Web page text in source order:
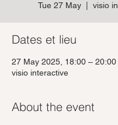
Tue 27 May
  |
visio
Dates et lieu
27 May 2025, 18:00 – 20:00
visio interactive
About the event